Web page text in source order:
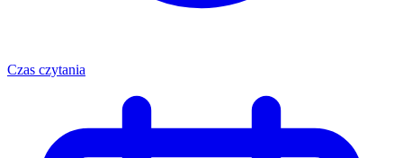
Czas czytania